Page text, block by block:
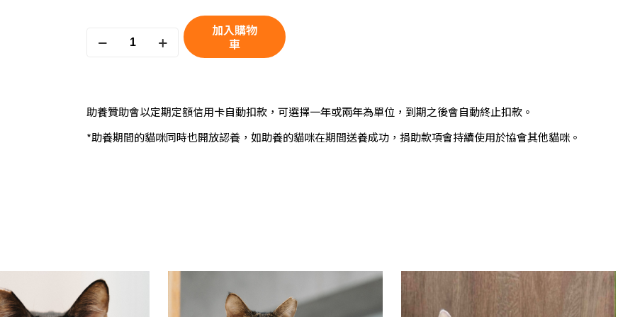
加入購物
車
助養贊助會以定期定額信用卡自動扣款，可選擇一年或兩年為單位，到期之後會自動終止扣款。
*助養期間的貓咪同時也開放認養，如助養的貓咪在期間送養成功，捐助款項會持續使用於協會其他貓咪。